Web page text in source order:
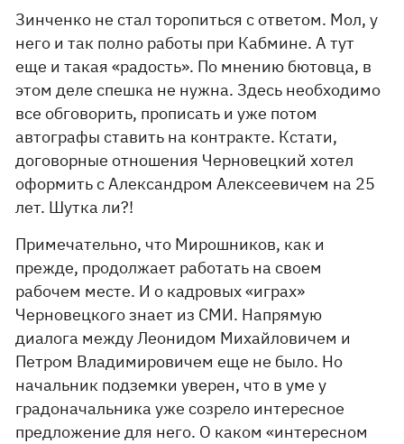
Зинченко не стал торопиться с ответом. Мол, у
него и так полно работы при Кабмине. А тут
еще и такая «радость». По мнению бютовца, в
этом деле спешка не нужна. Здесь необходимо
все обговорить, прописать и уже потом
автографы ставить на контракте. Кстати,
договорные отношения Черновецкий хотел
оформить с Александром Алексеевичем на 25
лет. Шутка ли?!
Примечательно, что Мирошников, как и
прежде, продолжает работать на своем
рабочем месте. И о кадровых «играх»
Черновецкого знает из СМИ. Напрямую
диалога между Леонидом Михайловичем и
Петром Владимировичем еще не было. Но
начальник подземки уверен, что в уме у
градоначальника уже созрело интересное
предложение для него. О каком «интересном